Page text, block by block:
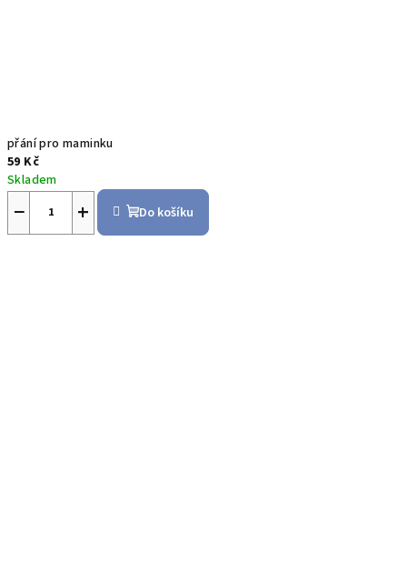
přání pro maminku
59 Kč
Skladem
+
− Do košíku